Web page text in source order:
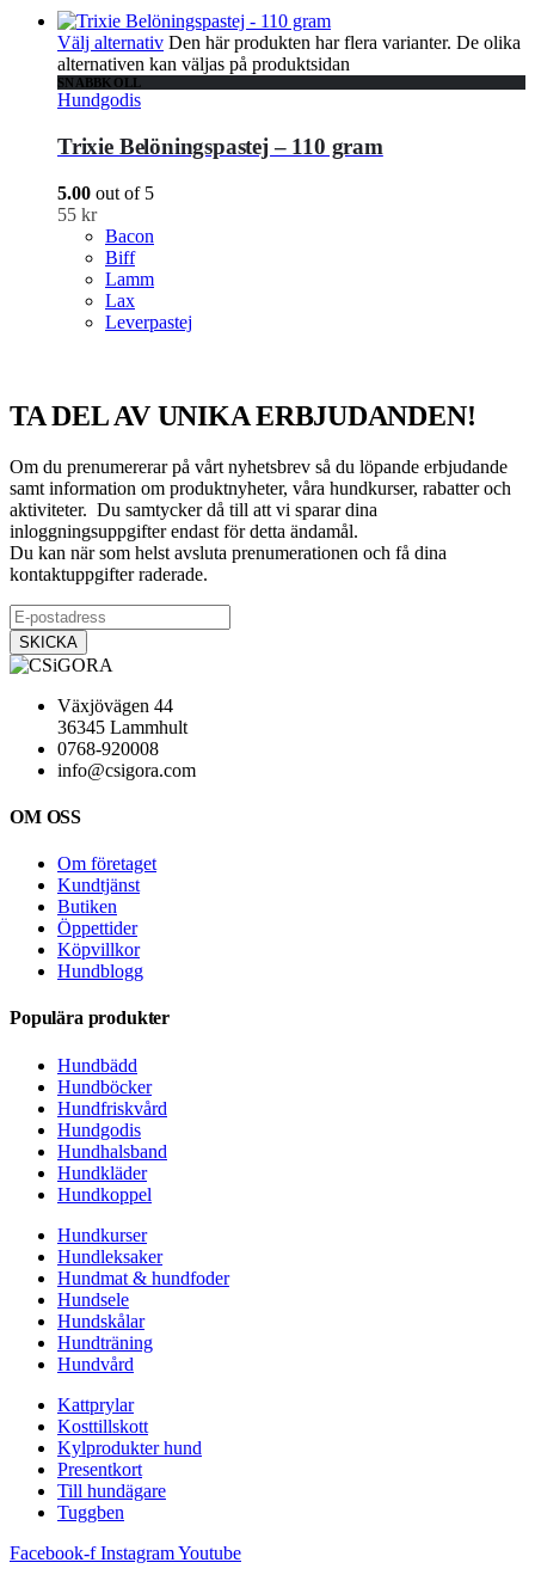
Välj alternativ Den här produkten har flera varianter. De olika
alternativen kan väljas på produktsidan
SNABBKOLL
Hundgodis
Trixie Belöningspastej – 110 gram
5.00 out of 5
55 kr
Bacon
Biff
Lamm
Lax
Leverpastej
TA DEL AV UNIKA ERBJUDANDEN!
Om du prenumererar på vårt nyhetsbrev så du löpande erbjudande
samt information om produktnyheter, våra hundkurser, rabatter och
aktiviteter. Du samtycker då till att vi sparar dina
inloggningsuppgifter endast för detta ändamål.
Du kan när som helst avsluta prenumerationen och få dina
kontaktuppgifter raderade.
Växjövägen 44
36345 Lammhult
0768-920008
info@csigora.com
OM OSS
Om företaget
Kundtjänst
Butiken
Öppettider
Köpvillkor
Hundblogg
Populära produkter
Hundbädd
Hundböcker
Hundfriskvård
Hundgodis
Hundhalsband
Hundkläder
Hundkoppel
Hundkurser
Hundleksaker
Hundmat & hundfoder
Hundsele
Hundskålar
Hundträning
Hundvård
Kattprylar
Kosttillskott
Kylprodukter hund
Presentkort
Till hundägare
Tuggben
Facebook-f InstagramYoutube